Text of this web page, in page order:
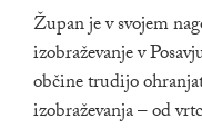
Župan je v svojem
izobraževanje v
občine trudijo
izobraževanja – od